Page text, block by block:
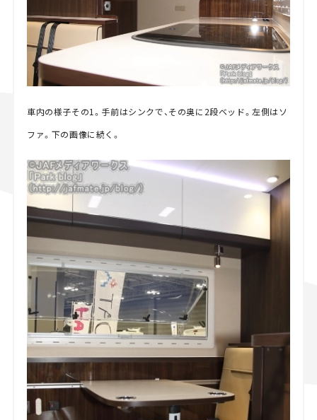
車内の様子その1。手前はシンクで、その奥に2段ベッド。左側はソ
ファ。下の画像に続く。